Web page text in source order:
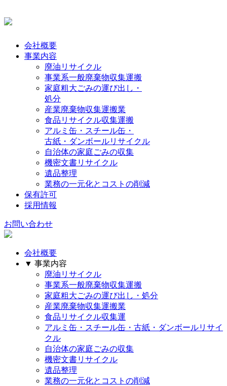
会社概要
事業内容
廃油リサイクル
事業系一般廃棄物収集運搬
家庭粗大ごみの運び出し・
処分
産業廃棄物収集運搬業
食品リサイクル収集運搬
アルミ缶・スチール缶・
古紙・ダンボールリサイクル
自治体の家庭ごみの収集
機密文書リサイクル
遺品整理
業務の一元化とコストの削減
保有許可
採用情報
お問い合わせ
会社概要
▼ 事業内容
廃油リサイクル
事業系一般廃棄物収集運搬
家庭粗大ごみの運び出し・処分
産業廃棄物収集運搬業
食品リサイクル収集運
アルミ缶・スチール缶・古紙・ダンボールリサイ
クル
自治体の家庭ごみの収集
機密文書リサイクル
遺品整理
業務の一元化とコストの削減